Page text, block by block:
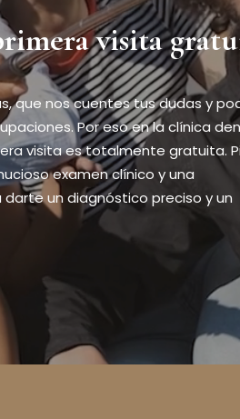
visita
que nos cuentes tus dudas y
Por eso en la clínica
visita es totalmente gratuita.
examen clínico y una
un diagnóstico preciso y un